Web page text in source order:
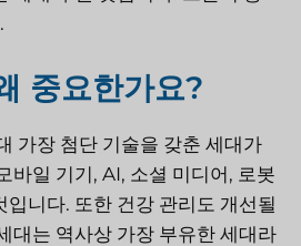
중요한가요?
가장 첨단 기술을 갖춘 세대가
바일 기기, AI, 소셜 미디어, 로봇
입니다. 또한 건강 관리도 개선될
대는 역사상 가장 부유한 세대라